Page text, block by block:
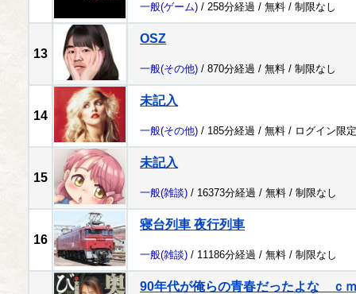
一般(ゲーム) / 258分経過 / 無料 / 制限なし
13
OSZ
一般(その他) / 870分経過 / 無料 / 制限なし
14
未記入
一般(その他) / 185分経過 / 無料 / ログイン限定
15
未記入
一般(雑談) / 16373分経過 / 無料 / 制限なし
16
寝台列車 夜行列車
一般(雑談) / 11186分経過 / 無料 / 制限なし
90年代が俺らの青春だったよな ｃ